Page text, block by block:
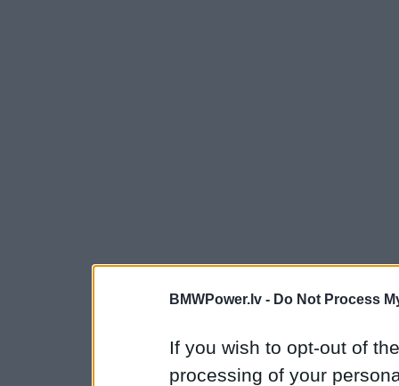
BMWPower.lv - Do Not Process
If you wish to opt-out of
processing of your